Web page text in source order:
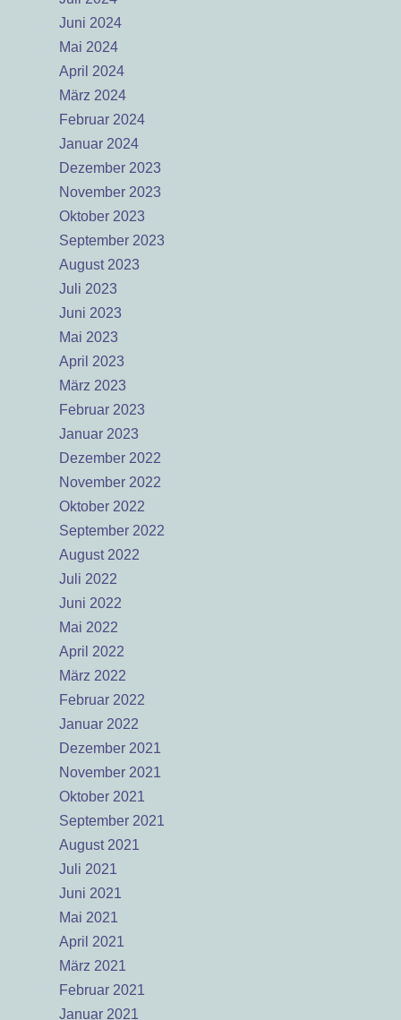
Juni 2024
Mai 2024
April 2024
März 2024
Februar 2024
Januar 2024
Dezember 2023
November 2023
Oktober 2023
September 2023
August 2023
Juli 2023
Juni 2023
Mai 2023
April 2023
März 2023
Februar 2023
Januar 2023
Dezember 2022
November 2022
Oktober 2022
September 2022
August 2022
Juli 2022
Juni 2022
Mai 2022
April 2022
März 2022
Februar 2022
Januar 2022
Dezember 2021
November 2021
Oktober 2021
September 2021
August 2021
Juli 2021
Juni 2021
Mai 2021
April 2021
März 2021
Februar 2021
Januar 2021